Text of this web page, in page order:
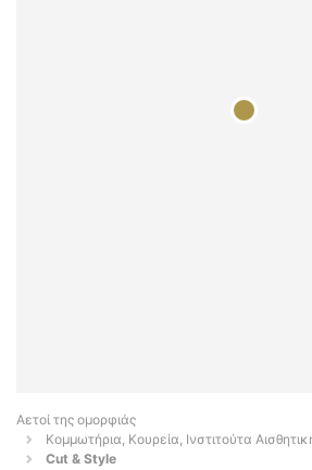
Αετοί της ομορφιάς
Κομμωτήρια, Κουρεία, Ινστιτούτα
Cut & Style